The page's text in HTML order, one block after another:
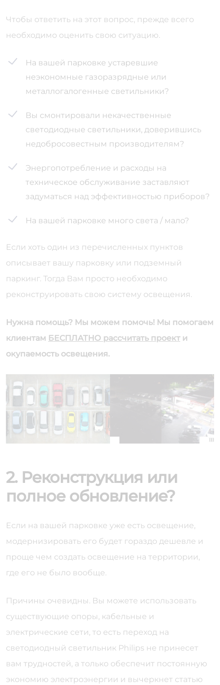
Чтобы ответить на этот вопрос, прежде всего
необходимо оценить свою ситуацию.
На вашей парковке устаревшие
неэкономные газоразрядные или
металлогалогенные светильники?
Вы смонтировали некачественные
светодиодные светильники, доверившись
недобросовестным производителям?
Энергопотребление и расходы на
техническое обслуживание заставляют
задуматься над эффективностью приборов?
На вашей парковке много света / мало?
Если хоть один из перечисленных пунктов
описывает вашу парковку или подземный
паркинг. Тогда Вам просто необходимо
реконструировать свою систему освещения.
Нужна помощь? Мы можем помочь! Мы помогаем
клиентам БЕСПЛАТНО рассчитать проект и
окупаемость освещения.
2. Реконструкция или
полное обновление?
Если на вашей парковке уже есть освещение,
модернизировать его будет гораздо дешевле и
проще чем создать освещение на территории,
где его не было вообще.
Причины очевидны. Вы можете использовать
существующие опоры, кабельные и
электрические сети, то есть переход на
светодиодный светильник Philips не принесет
вам трудностей, а только обеспечит постоянную
экономию электроэнергии и вычеркнет статью